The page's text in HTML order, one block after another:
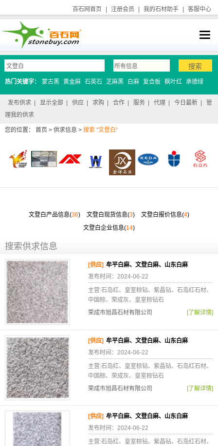
百石网首页 注册会员 我的石材助手 客服中心
热门关键字： 蒙古黑 黄金麻 石英石 芝麻黑 白麻 复合板 枫叶红 承德绿
发布供求 显示全部 供应 求购 合作 服务 代理 今日最新
管
理我的供求
您的位置： 首页 > 供求信息 > 搜索 "文登白"
文登白产品信息(36) 文登白现货信息(3) 文登白报价信息(4)
文登白企业信息(14)
搜索供求信息
[供应] 牟平白麻、文登白麻、山东白麻
发布时间：2024-06-22
主营:石岛红、皇室棕钻、紫晶钻、石岛红石材、
中国棕、荣成灰、皇室棕钻石
荣成市旭昌石材有限公司
[了解详情]
[供应] 牟平白麻、文登白麻、山东白麻
发布时间：2024-06-22
主营:石岛红、皇室棕钻、紫晶钻、石岛红石材、
中国棕、荣成灰、皇室棕钻石
荣成市旭昌石材有限公司
[了解详情]
[供应] 牟平白麻、文登白麻、山东白麻
发布时间：2024-06-22
主营:石岛红、皇室棕钻、紫晶钻、石岛红石材、